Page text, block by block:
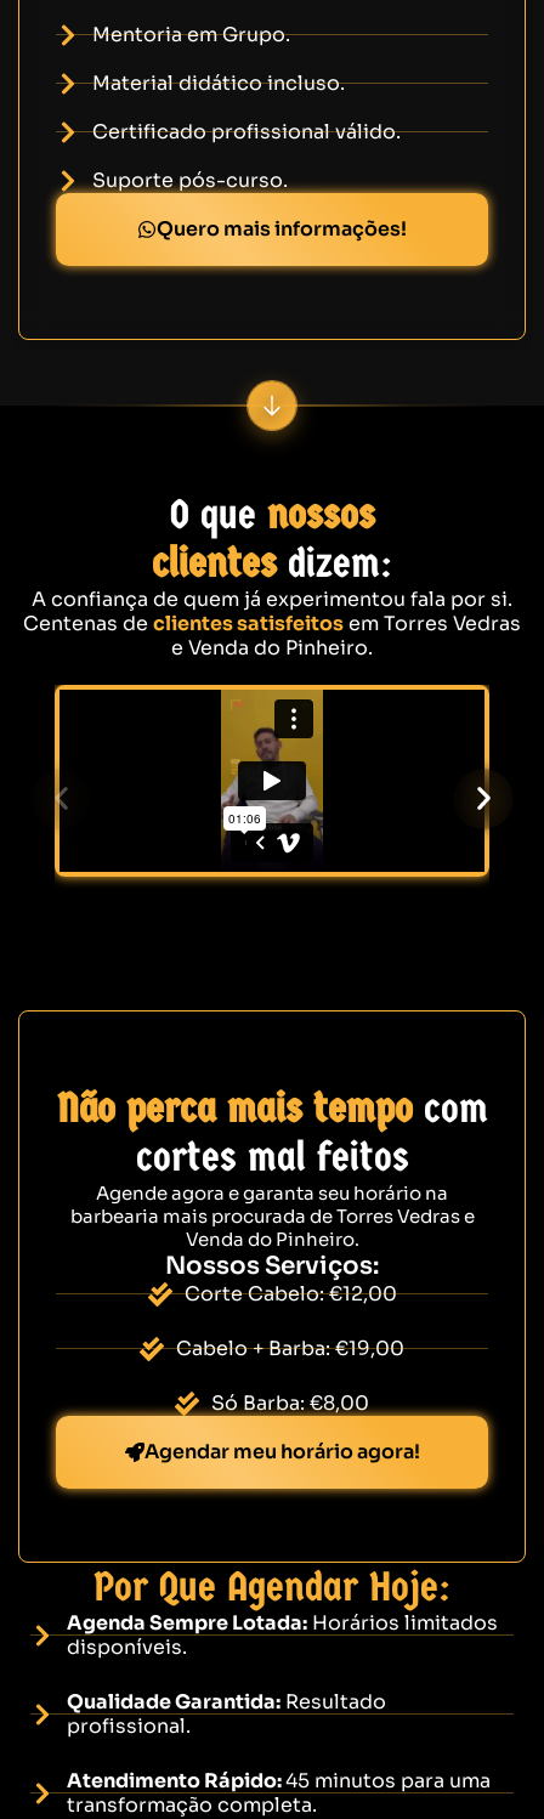
Mentoria em Grupo.
Material didático incluso.
Certificado profissional válido.
Suporte pós-curso.
Quero mais informações!
O que nossos
clientesdizem:
A confiança de quem já experimentou fala por si.
Centenas de clientes satisfeitosem Torres Vedras
e Venda do Pinheiro.
Não perca mais tempocom
cortes mal feitos
Agende agora e garanta seu horário na
barbearia mais procurada de Torres Vedras e
Venda do Pinheiro.
Nossos Serviços:
Corte Cabelo: €12,00
Cabelo + Barba: €19,00
Só Barba: €8,00
Agendar meu horário agora!
Por Que Agendar Hoje:
Agenda Sempre Lotada: Horários limitados
disponíveis.
Qualidade Garantida: Resultado
profissional.
Atendimento Rápido:45 minutos para uma
transformação completa.